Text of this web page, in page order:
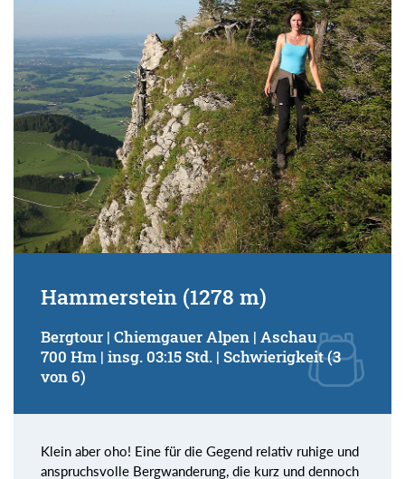
Hammerstein (1278 m)
Bergtour | Chiemgauer Alpen | Aschau
700 Hm | insg. 03:15 Std. | Schwierigkeit (3
von 6)
Klein aber oho! Eine für die Gegend relativ ruhige und
anspruchsvolle Bergwanderung, die kurz und dennoch